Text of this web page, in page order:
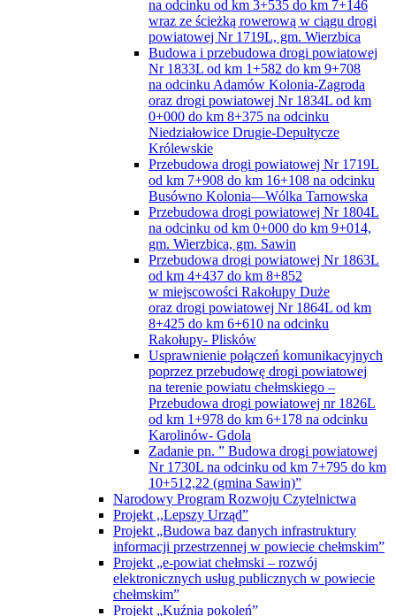
na odcinku od km 3+535 do km 7+146
wraz ze ścieżką rowerową w ciągu drogi
powiatowej Nr 1719L, gm. Wierzbica
Budowa i przebudowa drogi powiatowej
Nr 1833L od km 1+582 do km 9+708
na odcinku Adamów Kolonia-Zagroda
oraz drogi powiatowej Nr 1834L od km
0+000 do km 8+375 na odcinku
Niedziałowice Drugie-Depułtycze
Królewskie
Przebudowa drogi powiatowej Nr 1719L
od km 7+908 do km 16+108 na odcinku
Busówno Kolonia—Wólka Tarnowska
Przebudowa drogi powiatowej Nr 1804L
na odcinku od km 0+000 do km 9+014,
gm. Wierzbica, gm. Sawin
Przebudowa drogi powiatowej Nr 1863L
od km 4+437 do km 8+852
w miejscowości Rakołupy Duże
oraz drogi powiatowej Nr 1864L od km
8+425 do km 6+610 na odcinku
Rakołupy- Plisków
Usprawnienie połączeń komunikacyjnych
poprzez przebudowę drogi powiatowej
na terenie powiatu chełmskiego –
Przebudowa drogi powiatowej nr 1826L
od km 1+978 do km 6+178 na odcinku
Karolinów- Gdola
Zadanie pn. ” Budowa drogi powiatowej
Nr 1730L na odcinku od km 7+795 do km
10+512,22 (gmina Sawin)”
Narodowy Program Rozwoju Czytelnictwa
Projekt ,,Lepszy Urząd”
Projekt „Budowa baz danych infrastruktury
informacji przestrzennej w powiecie chełmskim”
Projekt „e-powiat chełmski – rozwój
elektronicznych usług publicznych w powiecie
chełmskim”
Projekt „Kuźnia pokoleń”